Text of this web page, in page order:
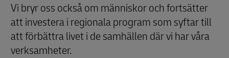
Vi bryr oss också om människor och fortsätter
att investera i regionala program som syftar till
att förbättra livet i de samhällen där vi har våra
verksamheter.